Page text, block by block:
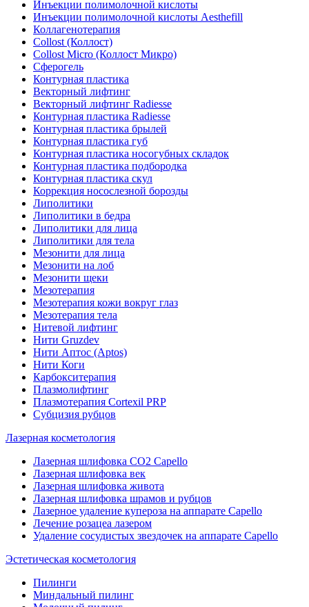
Инъекции полимолочной кислоты
Инъекции полимолочной кислоты Aesthefill
Коллагенотерапия
Collost (Коллост)
Collost Micro (Коллост Микро)
Сферогель
Контурная пластика
Векторный лифтинг
Векторный лифтинг Radiesse
Контурная пластика Radiesse
Контурная пластика брылей
Контурная пластика губ
Контурная пластика носогубных складок
Контурная пластика подбородка
Контурная пластика скул
Коррекция носослезной борозды
Липолитики
Липолитики в бедра
Липолитики для лица
Липолитики для тела
Мезонити для лица
Мезонити на лоб
Мезонити щеки
Мезотерапия
Мезотерапия кожи вокруг глаз
Мезотерапия тела
Нитевой лифтинг
Нити Gruzdev
Нити Аптос (Aptos)
Нити Коги
Карбокситерапия
Плазмолифтинг
Плазмотерапия Сortexil PRP
Субцизия рубцов
Лазерная косметология
Лазерная шлифовка CO2 Capello
Лазерная шлифовка век
Лазерная шлифовка живота
Лазерная шлифовка шрамов и рубцов
Лазерное удаление купероза на аппарате Capello
Лечение розацеа лазером
Удаление сосудистых звездочек на аппарате Capello
Эстетическая косметология
Пилинги
Миндальный пилинг